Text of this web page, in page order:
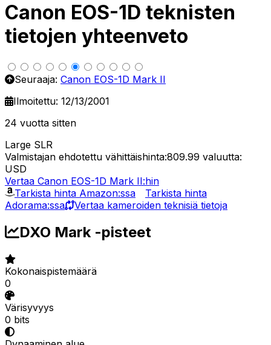
Canon EOS-1D teknisten
tietojen yhteenveto
Seuraaja: Canon EOS-1D Mark II
Ilmoitettu: 12/13/2001
24 vuotta sitten
Large SLR
Valmistajan ehdotettu vähittäishinta:809.99 valuutta:
USD
Vertaa Canon EOS-1D Mark II:hin
Tarkista hinta Amazon:ssa
Tarkista hinta
Adorama:ssa
Vertaa kameroiden teknisiä tietoja
DXO Mark -pisteet
Kokonaispistemäärä
0
Värisyvyys
0 bits